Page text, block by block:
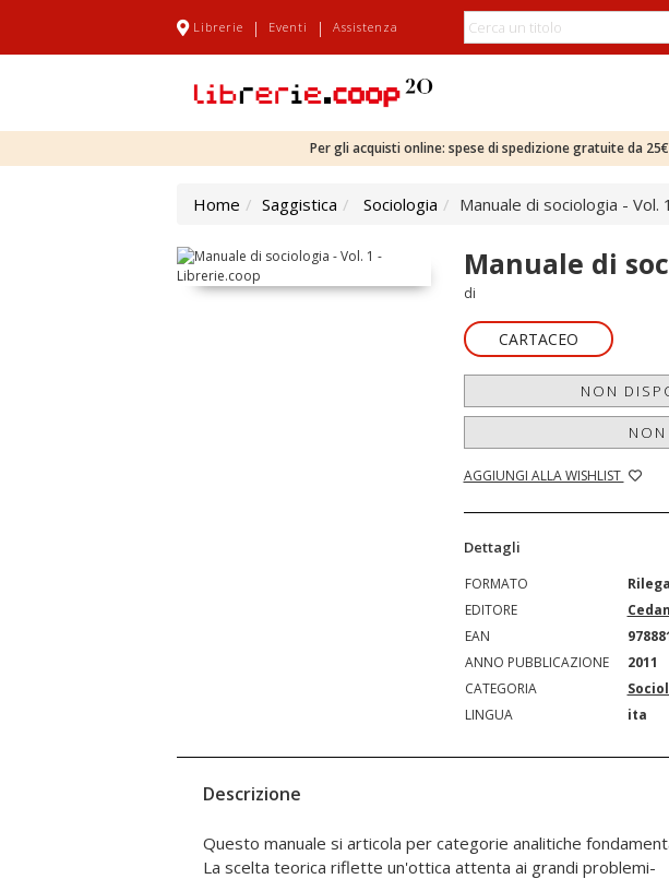
Librerie | Eventi | Assistenza
Per gli acquisti online: spese di spedizione gratuite da
Home Saggistica Sociologia Manuale di sociologia - Vol. 1
Manuale di
di
CARTACEO
NON
AGGIUNGI ALLA WISHLIST
Dettagli
FORMATO
EDITORE
EAN
ANNO PUBBLICAZIONE
2011
CATEGORIA
LINGUA
ita
Descrizione
Questo manuale si articola per categorie analitiche
La scelta teorica riflette un'ottica attenta ai grandi problemi-
partecipare attivamente alla costruzione razionale e
di un mondo più giusto e più libero. La sociologia, in quanto scienza